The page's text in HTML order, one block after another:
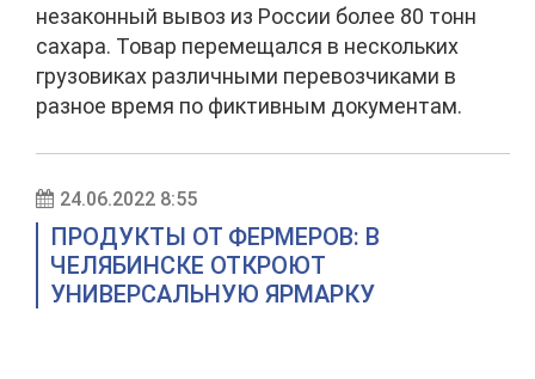
незаконный вывоз из России более 80 тонн
сахара. Товар перемещался в нескольких
грузовиках различными перевозчиками в
разное время по фиктивным документам.
24.06.2022 8:55
ПРОДУКТЫ ОТ ФЕРМЕРОВ: В
ЧЕЛЯБИНСКЕ ОТКРОЮТ
УНИВЕРСАЛЬНУЮ ЯРМАРКУ